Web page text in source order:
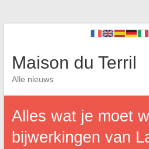
Maison du Terril
Alle nieuws
Alles wat je moet
bijwerkingen van